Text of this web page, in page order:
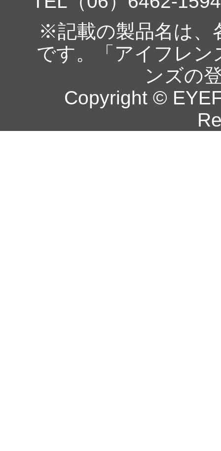
※記載の製品名は、
です。「アイフレ
ンズの
Copyright ©